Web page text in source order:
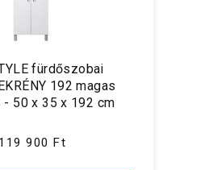
fürdőszobai
192 magas
- 50 x 35 x 192 cm
119 900 Ft